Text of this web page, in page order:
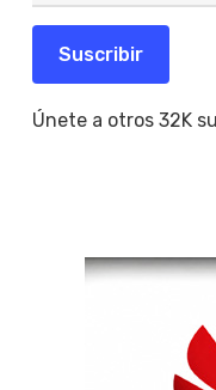
electrónico
Suscribir
Únete a otros 32K